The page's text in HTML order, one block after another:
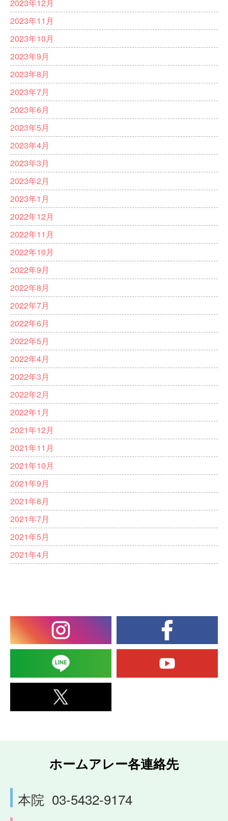
2023年12月
2023年11月
2023年10月
2023年9月
2023年8月
2023年7月
2023年6月
2023年5月
2023年4月
2023年3月
2023年2月
2023年1月
2022年12月
2022年11月
2022年10月
2022年9月
2022年8月
2022年7月
2022年6月
2022年5月
2022年4月
2022年3月
2022年2月
2022年1月
2021年12月
2021年11月
2021年10月
2021年9月
2021年8月
2021年7月
2021年5月
2021年4月
ホームアレー各連絡先
本院 03-5432-9174